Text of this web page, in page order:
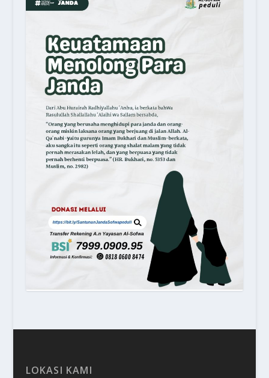
LOKASI KAMI